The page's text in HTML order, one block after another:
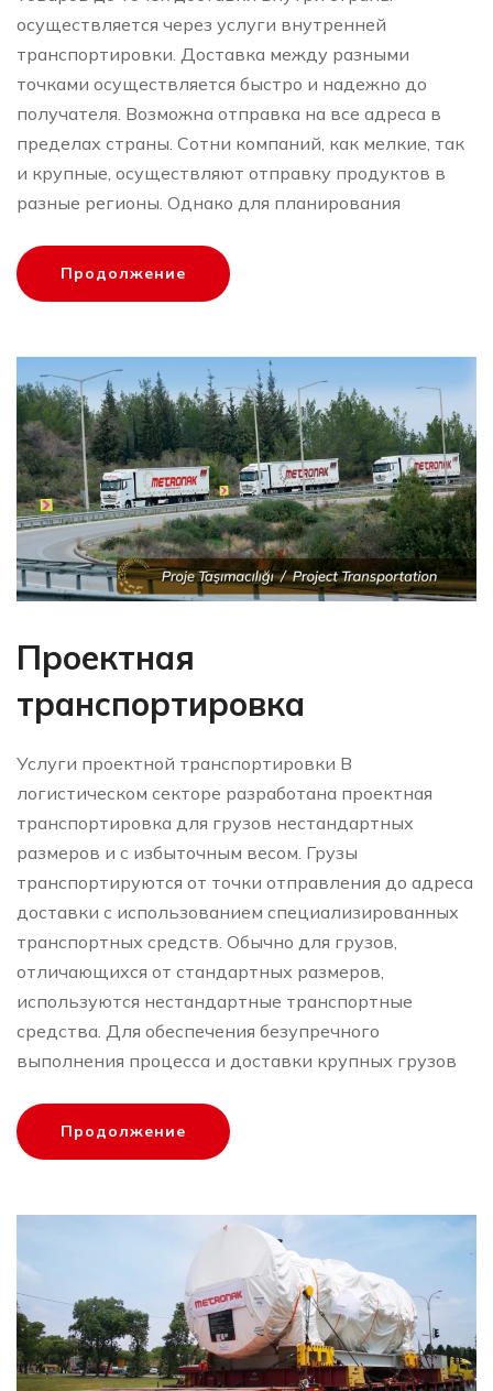
осуществляется через услуги внутренней
транспортировки. Доставка между разными
точками осуществляется быстро и надежно до
получателя. Возможна отправка на все адреса в
пределах страны. Сотни компаний, как мелкие, так
и крупные, осуществляют отправку продуктов в
разные регионы. Однако для планирования
Продолжение
Проектная
транспортировка
Услуги проектной транспортировки В
логистическом секторе разработана проектная
транспортировка для грузов нестандартных
размеров и с избыточным весом. Грузы
транспортируются от точки отправления до адреса
доставки с использованием специализированных
транспортных средств. Обычно для грузов,
отличающихся от стандартных размеров,
используются нестандартные транспортные
средства. Для обеспечения безупречного
выполнения процесса и доставки крупных грузов
Продолжение